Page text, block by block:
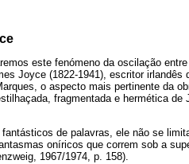
este fenómeno da oscilação
Joyce (1822-1941), escritor irlandês
o aspecto mais pertinente da
fragmentada e hermética
de palavras, ele não se
oníricos que correm sob a
1967/1974, p. 158).